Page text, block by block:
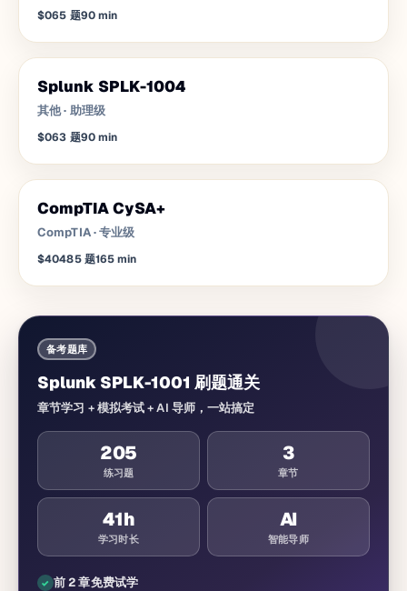
$065 题90min
Splunk SPLK-1004
其他· 助理级
$063 题90min
CompTIA CySA+
CompTIA·专业级
$40485 题165min
备考题库
Splunk SPLK-1001 刷题通关
章节学习 + 模拟考试 + AI 导师，一站搞定
205
练习题
3
章节
41h
学习时长
AI
智能导师
前 2 章免费试学